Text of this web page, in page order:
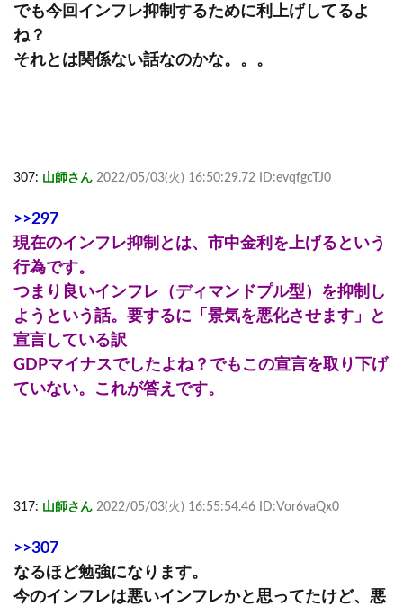
でも今回インフレ抑制するために利上げしてるよ
ね？
それとは関係ない話なのかな。。。
307: 山師さん 2022/05/03(火) 16:50:29.72 ID:evqfgcTJ0
>>297
現在のインフレ抑制とは、市中金利を上げるという
行為です。
つまり良いインフレ（ディマンドプル型）を抑制し
ようという話。要するに「景気を悪化させます」と
宣言している訳
GDPマイナスでしたよね？でもこの宣言を取り下げ
ていない。これが答えです。
317: 山師さん 2022/05/03(火) 16:55:54.46 ID:Vor6vaQx0
>>307
なるほど勉強になります。
今のインフレは悪いインフレかと思ってたけど、悪